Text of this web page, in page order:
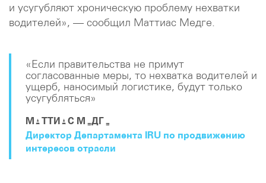
и усугубляют хроническую проблему нехватки
водителей», — сообщил Маттиас Медге.
«Если правительства не примут
согласованные меры, то нехватка водителей и
ущерб, наносимый логистике, будут только
усугубляться»
МАТТИАС МЕДГЕ
Директор Департамента IRU по продвижению
интересов отрасли